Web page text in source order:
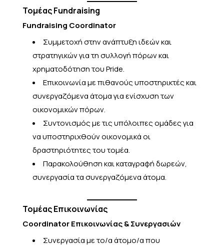
Τομέας Fundraising
Fundraising Coordinator
Συμμετοχή στην ανάπτυξη ιδεών και
στρατηγικών για τη συλλογή πόρων και
χρηματοδότηση του Pride.
Επικοινωνία με πιθανούς υποστηρικτές και
συνεργαζόμενα άτομα για ενίσχυση των
οικονομικών πόρων.
Συντονισμός με τις υπόλοιπες ομάδες για
να υποστηριχθούν οικονομικά οι
δραστηριότητες του τομέα.
Παρακολούθηση και καταγραφή δωρεών,
συνεργασία τα συνεργαζόμενα άτομα.
Τομέας Επικοινωνίας
Coordinator Επικοινωνίας & Συνεργασιών
Συνεργασία με το/α άτομο/α που